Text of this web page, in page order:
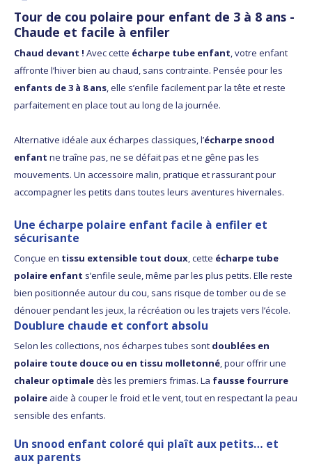
Tour de cou polaire pour enfant de 3 à 8 ans -
Chaude et facile à enfiler
Chaud devant ! Avec cette écharpe tube enfant, votre enfant
affronte l’hiver bien au chaud, sans contrainte. Pensée pour les
enfants de 3 à 8 ans, elle s’enfile facilement par la tête et reste
parfaitement en place tout au long de la journée.
Alternative idéale aux écharpes classiques, l’écharpe snood
enfant ne traîne pas, ne se défait pas et ne gêne pas les
mouvements. Un accessoire malin, pratique et rassurant pour
accompagner les petits dans toutes leurs aventures hivernales.
Une écharpe polaire enfant facile à enfiler et
sécurisante
Conçue en tissu extensible tout doux, cette écharpe tube
polaire enfant s’enfile seule, même par les plus petits. Elle reste
bien positionnée autour du cou, sans risque de tomber ou de se
dénouer pendant les jeux, la récréation ou les trajets vers l’école.
Doublure chaude et confort absolu
Selon les collections, nos écharpes tubes sont doublées en
polaire toute douce ou en tissu molletonné, pour offrir une
chaleur optimaledès les premiers frimas. La fausse fourrure
polaire aide à couper le froid et le vent, tout en respectant la peau
sensible des enfants.
Un snood enfant coloré qui plaît aux petits… et
aux parents